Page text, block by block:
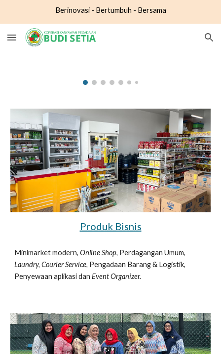
Berinovasi - Bertumbuh - Bersama
Produk Bisnis
Minimarket modern,Online Shop, Perdagangan Umum,
Laundry, Courier Service, Pengadaan Barang & Logistik,
Penyewaan aplikasi danEvent Organizer.